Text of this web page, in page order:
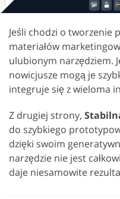
Jeśli chodzi o tworzenie
materiałów
ulubionym narzędziem.
nowicjusze mogą je
integruje się z wieloma
Z drugiej strony,
do szybkiego
dzięki swoim
narzędzie nie jest
daje niesamowite